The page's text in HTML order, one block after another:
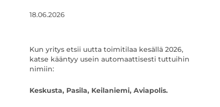
18.06.2026
Kun yritys etsii uutta toimitilaa kesällä 2026,
katse kääntyy usein automaattisesti tuttuihin
nimiin:
Keskusta, Pasila, Keilaniemi, Aviapolis.